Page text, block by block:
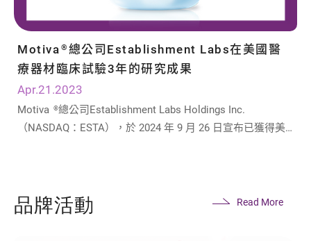
Motiva ® 總公司Establishment Labs在美國醫
療器材臨床試驗3年的研究成果
Apr.21.2023
Motiva ®總公司Establishment Labs Holdings Inc.
（NASDAQ：ESTA），於 2024 年 9 月 26 日宣布已獲得美
年美容醫學會議（The Aesthetic MEET 2025）上發表。
品牌活動 Read More